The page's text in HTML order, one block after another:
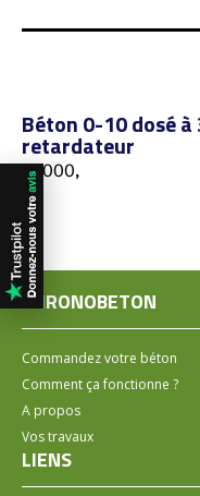
Béton 0-10 dosé
retardateur
03000,
CHRONOBETON
Commandez votre béton
Comment ça fonctionne ?
A propos
Vos travaux
LIENS